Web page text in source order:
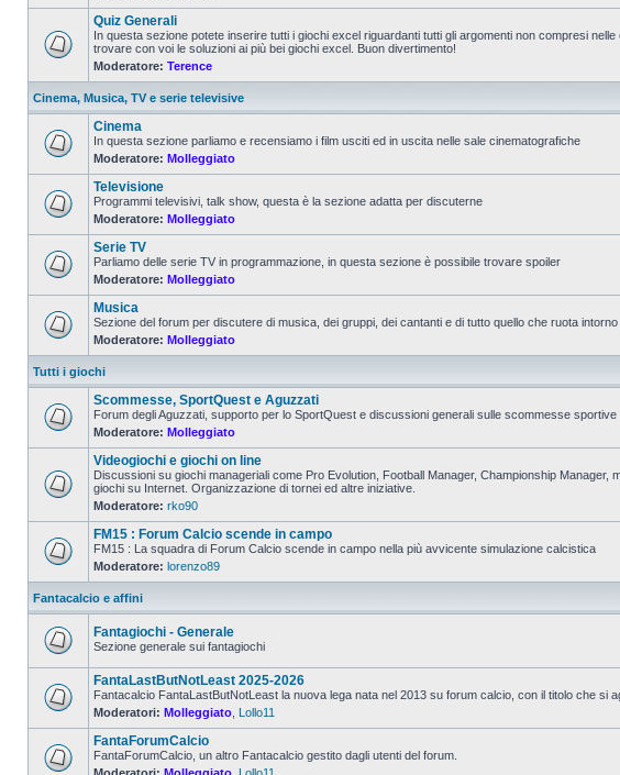
Quiz Generali
In questa sezione potete inserire tutti i giochi excel riguardanti tutti gli argomenti non compresi
trovare con voi le soluzioni ai più bei giochi excel. Buon divertimento!
Moderatore: Terence
Cinema, Musica, TV e serie televisive
Cinema
In questa sezione parliamo e recensiamo i film usciti ed in uscita nelle sale cinematografiche
Moderatore: Molleggiato
Televisione
Programmi televisivi, talk show, questa è la sezione adatta per discuterne
Moderatore: Molleggiato
Serie TV
Parliamo delle serie TV in programmazione, in questa sezione è possibile trovare spoiler
Moderatore: Molleggiato
Musica
Sezione del forum per discutere di musica, dei gruppi, dei cantanti e di tutto quello che ruota intorno
Moderatore: Molleggiato
Tutti i giochi
Scommesse, SportQuest e Aguzzati
Forum degli Aguzzati, supporto per lo SportQuest e discussioni generali sulle scommesse sportive
Moderatore: Molleggiato
Videogiochi e giochi on line
Discussioni su giochi manageriali come Pro Evolution, Football Manager, Championship
giochi su Internet. Organizzazione di tornei ed altre iniziative.
Moderatore: rko90
FM15 : Forum Calcio scende in campo
FM15 : La squadra di Forum Calcio scende in campo nella più avvicente simulazione calcistica
Moderatore: lorenzo89
Fantacalcio e affini
Fantagiochi - Generale
Sezione generale sui fantagiochi
FantaLastButNotLeast 2025-2026
Fantacalcio FantaLastButNotLeast la nuova lega nata nel 2013 su forum calcio, con il titolo che si
Moderatori: Molleggiato Lollo11
FantaForumCalcio
FantaForumCalcio, un altro Fantacalcio gestito dagli utenti del forum.